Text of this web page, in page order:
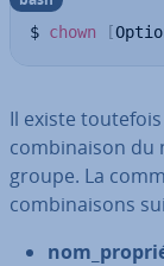
$ chown [
Il existe
com­bi­nai­son du
groupe. La
com­bi­nai­sons